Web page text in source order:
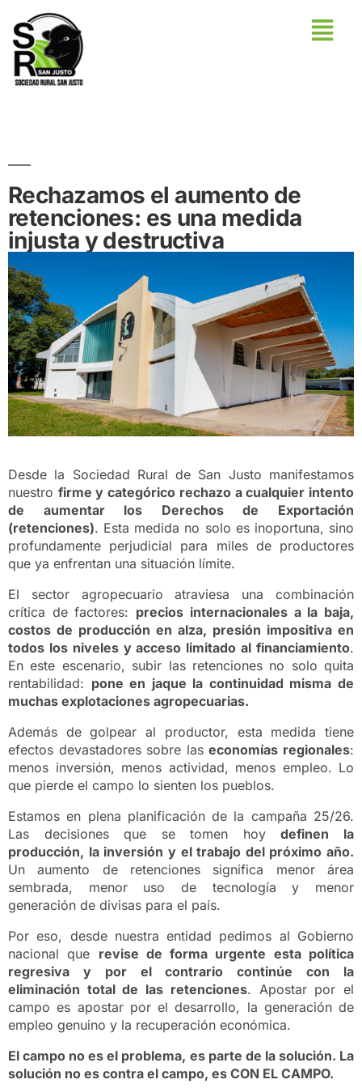
Rechazamos el aumento de
retenciones: es una medida
injusta y destructiva
Desde la Sociedad Rural de San Justo manifestamos
nuestro firme y categórico rechazo a cualquier intento
de aumentar los Derechos de Exportación
(retenciones). Esta medida no solo es inoportuna, sino
profundamente perjudicial para miles de productores
que ya enfrentan una situación límite.
El sector agropecuario atraviesa una combinación
crítica de factores: precios internacionales a la baja,
costos de producción en alza, presión impositiva en
todos los niveles y acceso limitado al financiamiento.
En este escenario, subir las retenciones no solo quita
rentabilidad: pone en jaque la continuidad misma de
muchas explotaciones agropecuarias.
Además de golpear al productor, esta medida tiene
efectos devastadores sobre laseconomías regionales:
menos inversión, menos actividad, menos empleo. Lo
que pierde el campo lo sienten los pueblos.
Estamos en plena planificación de la campaña 25/26.
Las decisiones que se tomen hoydefinen la
producción, la inversión y el trabajo del próximo año.
Un aumento de retenciones significa menor área
sembrada, menor uso de tecnología y menor
generación de divisas para el país.
Por eso, desde nuestra entidad pedimos al Gobierno
nacional que revise de forma urgente esta política
regresiva y por el contrario continúe con la
eliminación total de las retenciones. Apostar por el
campo es apostar por el desarrollo, la generación de
empleo genuino y la recuperación económica.
El campo no es el problema, es parte de la solución. La
solución no es contra el campo, es CON EL CAMPO.